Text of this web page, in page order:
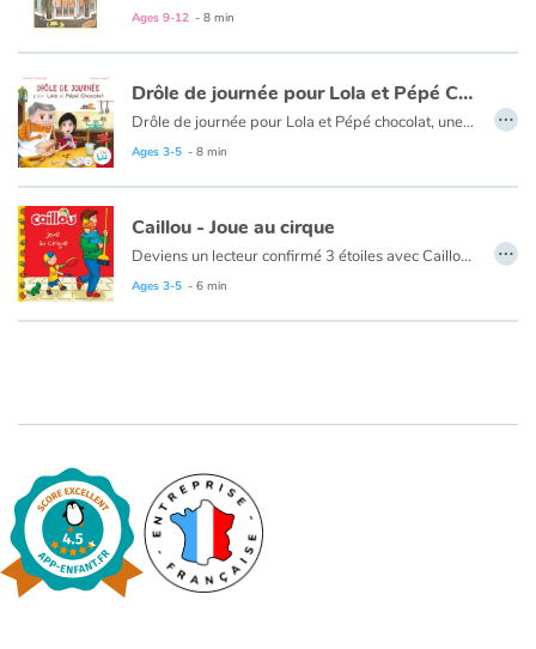
Ages 9-12 - 8 min
Drôle de journée pour Lola et Pépé Chocolat
Drôle de journée pour Lola et Pépé chocolat, une farce artistique carnavalesque ! Mensonge ou vérité ? Carabistouille ou réalité ?
Ages 3-5 - 8 min
…
Caillou - Joue au cirque
Deviens un lecteur confirmé 3 étoiles avec Caillou ! Inspirée de la série d'animation Caillou, cette nouvelle série de livres invite l'enfant à faire l'apprentissage de la lecture. Papa a une idée amusante pour aider Caillou en attendant le début du spectacle de cirque.
Cette histoire existe aussi en anglais :
Ages 3-5 - 6 min
…